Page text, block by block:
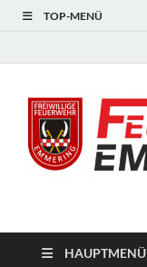
TOP-MENÜ
HAUPTMENÜ